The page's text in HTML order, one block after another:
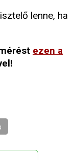
lenne, ha
ezen a